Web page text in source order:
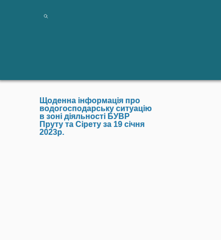
Щоденна інформація про
водогосподарську ситуацію
в зоні діяльності БУВР
Пруту та Сірету за 19 січня
2023р.